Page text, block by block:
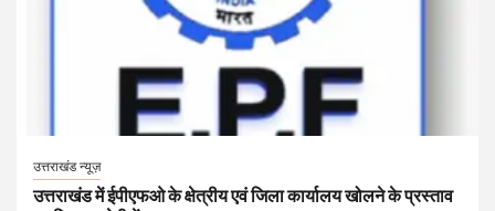
उत्तराखंड न्यूज़
उत्तराखंड में ईपीएफओ के क्षेत्रीय एवं जिला कार्यालय खोलने के प्रस्ताव